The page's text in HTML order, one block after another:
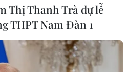
Thị Thanh Trà dự lễ
THPT Nam Đàn 1